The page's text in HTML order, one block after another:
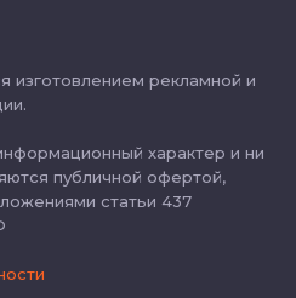
изготовлением рекламной и
характер и ни
публичной офертой,
статьи 437